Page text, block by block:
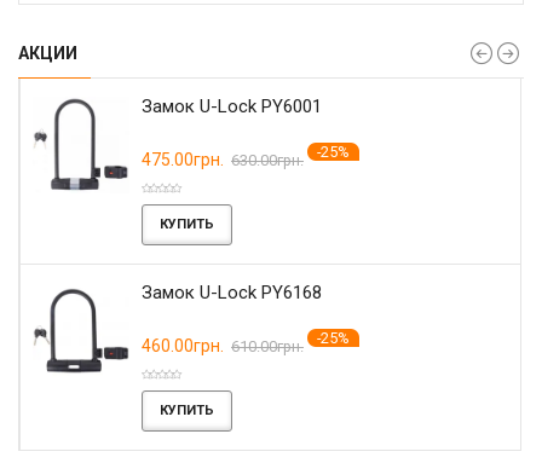
АКЦИИ
Замок U-Lock PY6001
475.00грн. 630.00грн. -25%
КУПИТЬ
Замок U-Lock PY6168
460.00грн. 610.00грн. -25%
КУПИТЬ